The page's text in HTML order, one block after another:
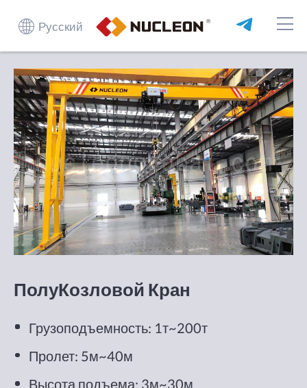
Русский
ПолуКозловой Кран
Грузоподъемность: 1т~200т
Пролет: 5м~40м
Высота подъема: 3м~30м